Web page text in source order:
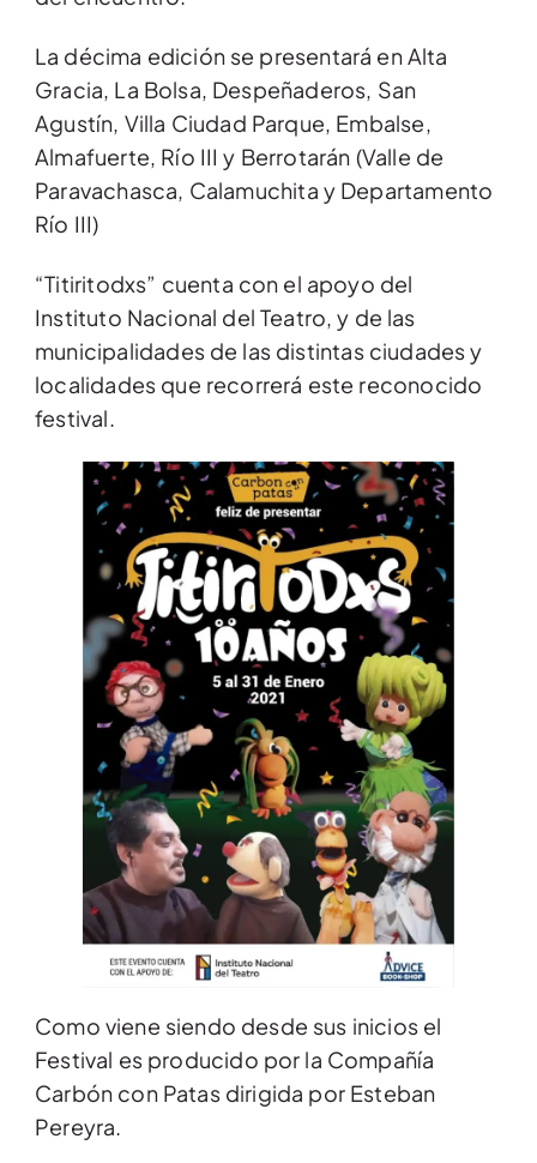
La décima edición se presentará en Alta
Gracia, La Bolsa, Despeñaderos, San
Agustín, Villa Ciudad Parque, Embalse,
Almafuerte, Río III y Berrotarán (Valle de
Paravachasca, Calamuchita y Departamento
Río III)
“Titiritodxs” cuenta con el apoyo del
Instituto Nacional del Teatro, y de las
municipalidades de las distintas ciudades y
localidades que recorrerá este reconocido
festival.
Como viene siendo desde sus inicios el
Festival es producido por la Compañía
Carbón con Patas dirigida por Esteban
Pereyra.